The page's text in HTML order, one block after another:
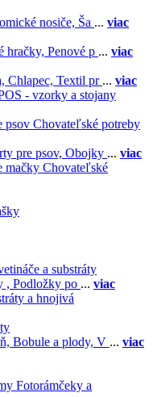
nosiče, Ša ... viac
hračky, Penové p ... viac
Chlapec, Textil pr ... viac
- vzorky a stojany
Chovateľské potreby
pre psov, Obojky ... viac
Chovateľské
a substráty
, Podložky po ... viac
a hnojivá
Bobule a plody, V ... viac
Fotorámčeky a